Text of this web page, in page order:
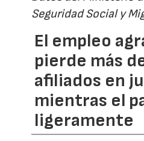
Seguridad Social y
El empleo
pierde más
afiliados en
mientras el
ligeramente